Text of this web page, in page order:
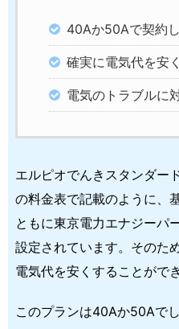
40Aか50Aで契約
確実に電気代を安
電気のトラブルに
エルピオでんきスタンダー
の料金表で記載のように、
ともに東京電力エナジーパ
設定されています。そのた
電気代を安くすることがで
このプランは40Aか50Aで